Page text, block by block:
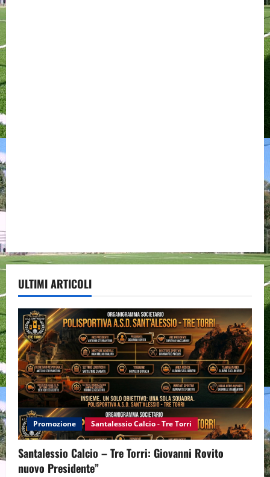
ULTIMI ARTICOLI
Promozione Santalessio Calcio - Tre Torri
Santalessio Calcio – Tre Torri: Giovanni Rovito
nuovo Presidente”